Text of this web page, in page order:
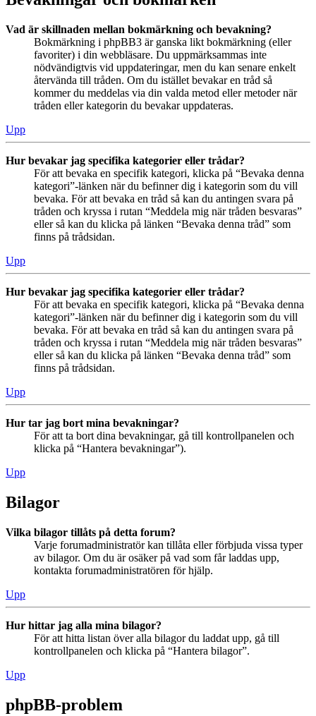
Vad är skillnaden mellan bokmärkning och bevakning?
Bokmärkning i phpBB3 är ganska likt bokmärkning (eller
favoriter) i din webbläsare. Du uppmärksammas inte
nödvändigtvis vid uppdateringar, men du kan senare enkelt
återvända till tråden. Om du istället bevakar en tråd så
kommer du meddelas via din valda metod eller metoder när
tråden eller kategorin du bevakar uppdateras.
Upp
Hur bevakar jag specifika kategorier eller trådar?
För att bevaka en specifik kategori, klicka på “Bevaka denna
kategori”-länken när du befinner dig i kategorin som du vill
bevaka. För att bevaka en tråd så kan du antingen svara på
tråden och kryssa i rutan “Meddela mig när tråden besvaras”
eller så kan du klicka på länken “Bevaka denna tråd” som
finns på trådsidan.
Upp
Hur bevakar jag specifika kategorier eller trådar?
För att bevaka en specifik kategori, klicka på “Bevaka denna
kategori”-länken när du befinner dig i kategorin som du vill
bevaka. För att bevaka en tråd så kan du antingen svara på
tråden och kryssa i rutan “Meddela mig när tråden besvaras”
eller så kan du klicka på länken “Bevaka denna tråd” som
finns på trådsidan.
Upp
Hur tar jag bort mina bevakningar?
För att ta bort dina bevakningar, gå till kontrollpanelen och
klicka på “Hantera bevakningar”).
Upp
Bilagor
Vilka bilagor tillåts på detta forum?
Varje forumadministratör kan tillåta eller förbjuda vissa typer
av bilagor. Om du är osäker på vad som får laddas upp,
kontakta forumadministratören för hjälp.
Upp
Hur hittar jag alla mina bilagor?
För att hitta listan över alla bilagor du laddat upp, gå till
kontrollpanelen och klicka på “Hantera bilagor”.
Upp
phpBB-problem